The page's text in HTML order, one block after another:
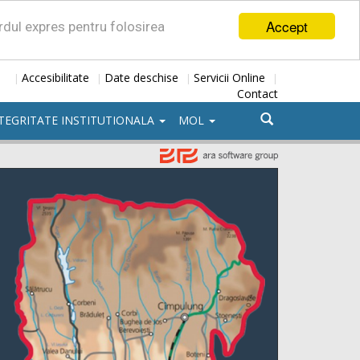
Accept
expres pentru folosirea
| Accesibilitate | Date deschise | Servicii Online |
Contact
INSTITUTIONALA MOL